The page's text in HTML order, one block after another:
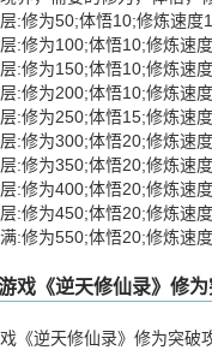
为50;体悟10;修炼速度1
为100;体悟10;修炼速
为150;体悟10;修炼速
为200;体悟10;修炼速
为250;体悟15;修炼速
为300;体悟20;修炼速
为350;体悟20;修炼速
为400;体悟20;修炼速
为450;体悟20;修炼速
为550;体悟20;修炼速
戏《逆天修仙录》修
逆天修仙录》修为突破